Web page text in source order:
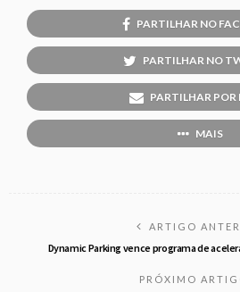
PARTILHAR NO
PARTILHAR NO
PARTILHAR POR
MAIS
ARTIGO
Dynamic Parking vence programa de
PRÓXIMO